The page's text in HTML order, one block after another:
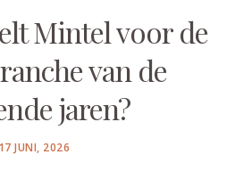
Mintel voor de
van de
jaren?
POSTED
17 JUNI, 2026